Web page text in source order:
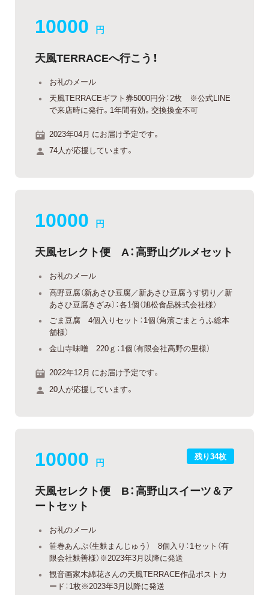
10000 円
天風TERRACEへ行こう！
お礼のメール
天風TERRACEギフト券5000円分：2枚 ※公式LINE
で来店時に発行。1年間有効。交換換金不可
2023年04月 にお届け予定です。
74人が応援しています。
10000 円
天風セレクト便 A：高野山グルメセット
お礼のメール
高野豆腐（新あさひ豆腐／新あさひ豆腐うす切り／新
あさひ豆腐きざみ）：各1個（旭松食品株式会社様）
ごま豆腐 4個入りセット：1個（角濱ごまとうふ総本
舗様）
金山寺味噌 220ｇ：1個（有限会社高野の里様）
2022年12月 にお届け予定です。
20人が応援しています。
残り34枚
10000 円
天風セレクト便 B：高野山スイーツ＆ア
ートセット
お礼のメール
笹巻あんぷ（生麩まんじゅう） 8個入り：1セット（有
限会社麩善様）※2023年3月以降に発送
観音画家木綿花さんの天風TERRACE作品ポストカ
ード：1枚※2023年3月以降に発送